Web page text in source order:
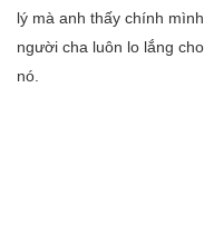
lý mà anh thấy chính
người cha luôn lo lắng
nó.